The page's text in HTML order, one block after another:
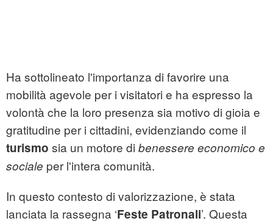
Ha sottolineato l'importanza di favorire una
mobilità agevole per i visitatori e ha espresso la
volontà che la loro presenza sia motivo di gioia e
gratitudine per i cittadini, evidenziando come il
turismo sia un motore di benessere economico e
sociale per l'intera comunità.
In questo contesto di valorizzazione, è stata
lanciata la rassegna ‘Feste Patronali’. Questa